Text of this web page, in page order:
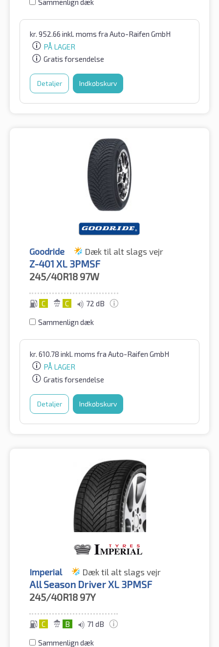
Sammenlign dæk
kr. 952.66 inkl. moms fra Auto-Raifen GmbH
PÅ LAGER
Gratis forsendelse
Detaljer Indkøbskurv
Goodride Dæk til alt slags vejr
Z-401 XL 3PMSF
245/40R18 97W
C C 72 dB
Sammenlign dæk
kr. 610.78 inkl. moms fra Auto-Raifen GmbH
PÅ LAGER
Gratis forsendelse
Detaljer Indkøbskurv
Imperial Dæk til alt slags vejr
All Season Driver XL 3PMSF
245/40R18 97Y
C B 71 dB
Sammenlign dæk